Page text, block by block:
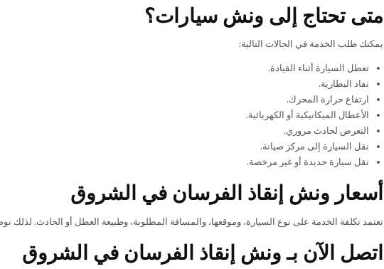
متى تحتاج إلى ونش سيارات؟
يمكنك طلب الخدمة في الحالات التالية:
تعطل السيارة أثناء القيادة.
نفاد البطارية.
ارتفاع حرارة المحرك.
الأعطال الميكانيكية أو الكهربائية.
التعرض لحادث مروري.
نقل السيارة إلى مركز صيانة.
نقل سيارة جديدة أو غير مرخصة.
أسعار ونش إنقاذ الفرسان في الشروق
تعتمد تكلفة الخدمة على نوع السيارة، وموقعها، والمسافة المطلوبة، وطبيعة العطل أو الحادث.
اتصل الآن بـ ونش إنقاذ الفرسان في الشروق